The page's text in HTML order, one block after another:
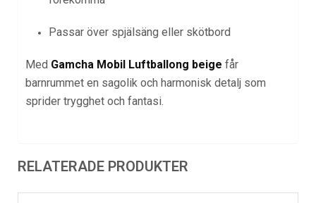
Passar över spjälsäng eller skötbord
Med Gamcha Mobil Luftballong beige får
barnrummet en sagolik och harmonisk detalj som
sprider trygghet och fantasi.
RELATERADE PRODUKTER